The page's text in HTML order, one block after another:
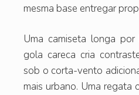
mesma base entregar
Uma camiseta longa
gola careca cria
sob o corta-vento
mais urbano. Uma regata